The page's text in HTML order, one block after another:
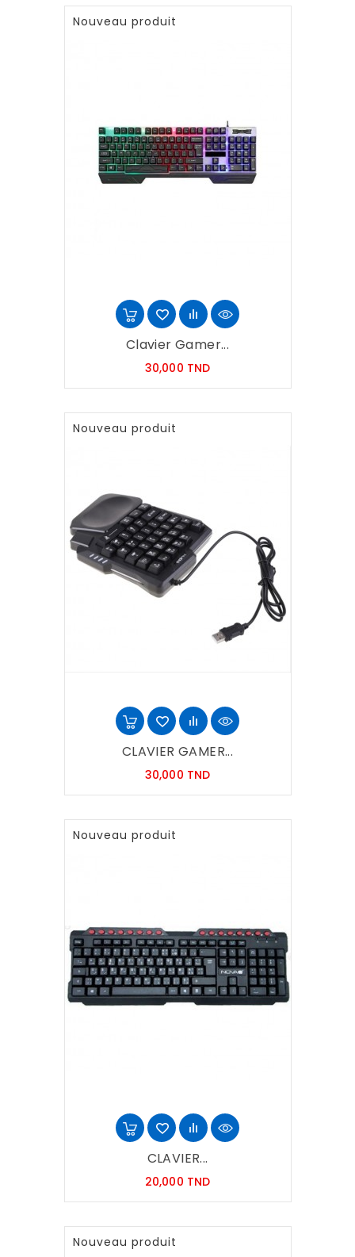
Nouveau produit
Clavier Gamer...
30,000 TNDPrix
Nouveau produit
CLAVIER GAMER...
30,000 TNDPrix
Nouveau produit
CLAVIER...
20,000 TNDPrix
Nouveau produit